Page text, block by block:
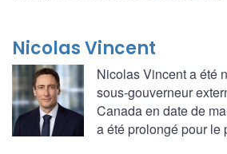
Nicolas Vincent
Nicolas Vincent a été
sous-gouverneur
Canada en date de
a été prolongé pour le